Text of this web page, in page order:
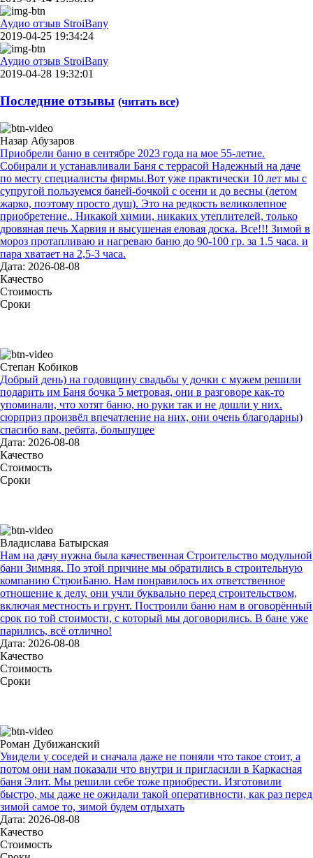
Аудио отзыв StroiBany
2019-04-25 19:34:24
Аудио отзыв StroiBany
2019-04-28 19:32:01
Последние отзывы (читать все)
Назар Абузаров
Приобрели баню в сентябре 2023 года на мое 55-летие.
Собирали и устанавливали Баня с террасой Надежный на даче
по месту специалисты фирмы.Вот уже практически 10 лет мы с
супругой пользуемся баней-бочкой с осени и до весны (летом
жарко, поэтому просто душ). Это на редкость великолепное
приобретение.. Никакой химии, никаких утеплителей, только
дровяная печь Харвия и высушеная еловая доска. Все!!! Зимой в
мороз протапливаю и нагреваю баню до 90-100 гр. за 1.5 часа. и
пара хватает на 2,5-3 часа.
Дата: 2026-08-08
Качество
Стоимость
Сроки
Степан Кобиков
Добрый день) на годовщину свадьбы у дочки с мужем решили
подарить им Баня бочка 5 метровая, они в разговоре как-то
упоминали, что хотят баню, но руки так и не дошли у них.
сюрприз произвёл впечатление на них, они очень благодарны)
спасибо вам, ребята, большущее
Дата: 2026-08-08
Качество
Стоимость
Сроки
Владислава Батырская
Нам на дачу нужна была качественная Строительство модульной
бани Зимняя. По этой причине мы обратились в строительную
компанию СтроиБаню. Нам понравилось их ответственное
отношение к делу, они учли буквально перед строительством,
включая местность и грунт. Построили баню нам в оговорённый
срок по той стоимости, с который мы договорились. В бане уже
парились, всё отлично!
Дата: 2026-08-08
Качество
Стоимость
Сроки
Роман Дубижанский
Увидели у соседей и сначала даже не поняли что такое стоит, а
потом они нам показали что внутри и пригласили в Каркасная
баня Элит. Мы решили себе тоже приобрести. Изготовили
быстро, мы даже не ожидали такой оперативности, как раз перед
зимой самое то, зимой будем отдыхать
Дата: 2026-08-08
Качество
Стоимость